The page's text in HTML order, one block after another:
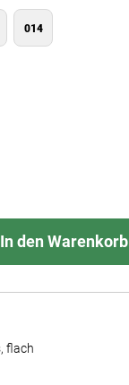
014
In den Warenkorb
flach